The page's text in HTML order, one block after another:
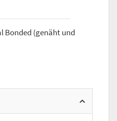
Bonded (genäht und